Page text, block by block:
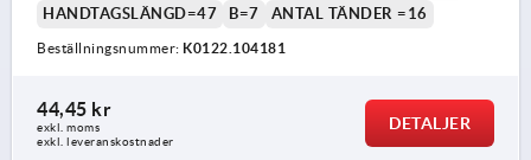
HANDTAGSLÄNGD=47
B=7 ANTAL TÄNDER =16
Beställningsnummer: K0122.104181
44,45 kr
exkl. moms
exkl. leveranskostnader
DETALJER